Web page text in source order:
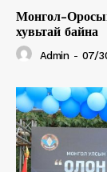
Монгол-
хувьтай байна
Admin - 07/